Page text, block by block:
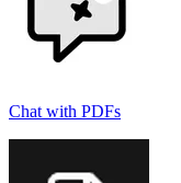
Chat with PDFs